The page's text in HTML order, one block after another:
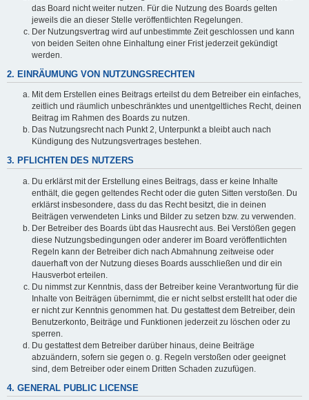
das Board nicht weiter nutzen. Für die Nutzung des Boards gelten
jeweils die an dieser Stelle veröffentlichten Regelungen.
Der Nutzungsvertrag wird auf unbestimmte Zeit geschlossen und kann
von beiden Seiten ohne Einhaltung einer Frist jederzeit gekündigt
werden.
2. EINRÄUMUNG VON NUTZUNGSRECHTEN
Mit dem Erstellen eines Beitrags erteilst du dem Betreiber ein einfaches,
zeitlich und räumlich unbeschränktes und unentgeltliches Recht, deinen
Beitrag im Rahmen des Boards zu nutzen.
Das Nutzungsrecht nach Punkt 2, Unterpunkt a bleibt auch nach
Kündigung des Nutzungsvertrages bestehen.
3. PFLICHTEN DES NUTZERS
Du erklärst mit der Erstellung eines Beitrags, dass er keine Inhalte
enthält, die gegen geltendes Recht oder die guten Sitten verstoßen. Du
erklärst insbesondere, dass du das Recht besitzt, die in deinen
Beiträgen verwendeten Links und Bilder zu setzen bzw. zu verwenden.
Der Betreiber des Boards übt das Hausrecht aus. Bei Verstößen gegen
diese Nutzungsbedingungen oder anderer im Board veröffentlichten
Regeln kann der Betreiber dich nach Abmahnung zeitweise oder
dauerhaft von der Nutzung dieses Boards ausschließen und dir ein
Hausverbot erteilen.
Du nimmst zur Kenntnis, dass der Betreiber keine Verantwortung für die
Inhalte von Beiträgen übernimmt, die er nicht selbst erstellt hat oder die
er nicht zur Kenntnis genommen hat. Du gestattest dem Betreiber, dein
Benutzerkonto, Beiträge und Funktionen jederzeit zu löschen oder zu
sperren.
Du gestattest dem Betreiber darüber hinaus, deine Beiträge
abzuändern, sofern sie gegen o. g. Regeln verstoßen oder geeignet
sind, dem Betreiber oder einem Dritten Schaden zuzufügen.
4. GENERAL PUBLIC LICENSE